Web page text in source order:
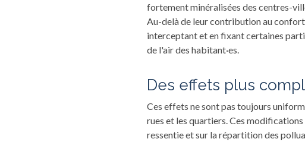
fortement minéralisées des centres-
Au-delà de leur contribution au confort
interceptant et en fixant certaines
de l'air des habitant·es.
Des effets plus
Ces effets ne sont pas toujours
rues et les quartiers. Ces
ressentie et sur la répartition des